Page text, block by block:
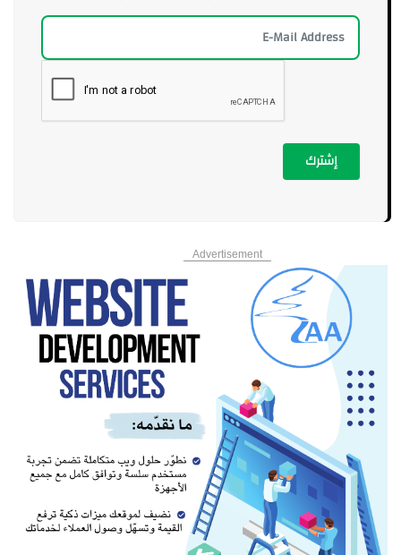
الطاقة السعودية: إخماد حريق اندلع في منشأة تابعة لمصفاة أرامكو في
جازان من دون إصابات
7:04 am
وزير الداخلية الألماني: نواجه يوميا هجمات "حرب هجينة" تشنها قوى أجنبية
مقياس ريختر مركزها غازي عنتاب
الوكالة الوطنية للإعلام: قصف مدفعي إسرائيلي مركّز يستهدف مرتفع علي
الطاهر ومحيط الدبشة ودوحة كفررمان
11:49 pm
قوات تابعة للحكومة اليمنية: استهدفنا تجمعات وثكنات وآليات عسكرية
تابعة لمليشيات الحوثي شمالي محافظة الضالع
القيادة المركزية الأميركية: تحويل مسار 53 سفينة ضمن حصار إيران
11:41 pm
قصف مدفعي إسرائيلي على مرتفعات علي الطاهر في قضاء النبطية
11:35 pm
إشترك
Advertisement